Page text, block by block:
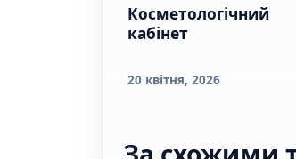
Косметологічний
кабінет
20 квітня, 2026